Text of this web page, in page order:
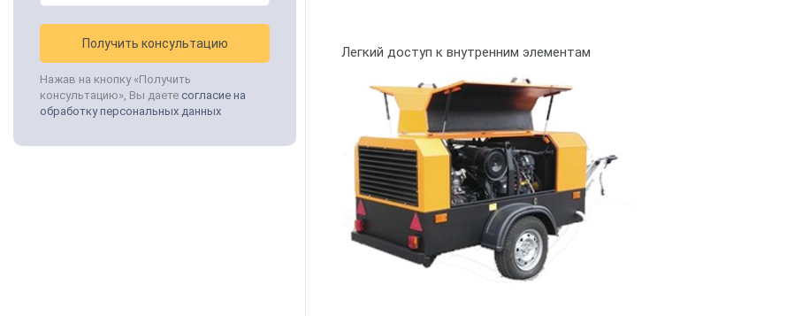
Получить консультацию
Нажав на кнопку «Получить
консультацию», Вы даете согласие на
обработку персональных данных
Легкий доступ к внутренним элементам